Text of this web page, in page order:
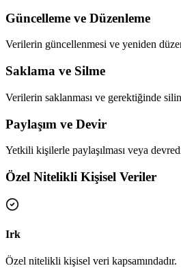
Güncelleme ve Düzenleme
Verilerin güncellenmesi ve yeniden
Saklama ve Silme
Verilerin saklanması ve gerektiğinde
Paylaşım ve Devir
Yetkili kişilerle paylaşılması veya
Özel Nitelikli Kişisel Veriler
Irk
Özel nitelikli kişisel veri kapsamındadır.